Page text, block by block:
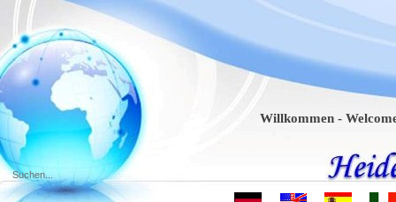
Willkommen - Welcome -